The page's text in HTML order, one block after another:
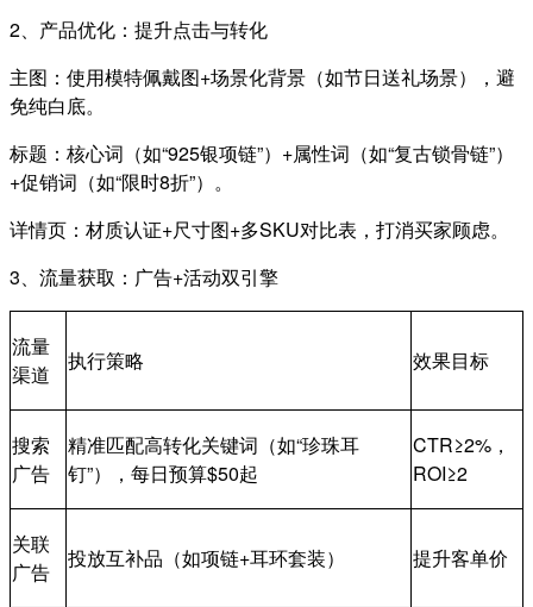
2、产品优化：提升点击与转化
主图：使用模特佩戴图+场景化背景（如节日送礼场景），避
免纯白底。
标题：核心词（如“925银项链”）+属性词（如“复古锁骨链”）
+促销词（如“限时8折”）。
详情页：材质认证+尺寸图+多SKU对比表，打消买家顾虑。
3、流量获取：广告+活动双引擎
流量
渠道
执行策略 效果目标
搜索
广告
精准匹配高转化关键词（如“珍珠耳
钉”），每日预算$50起
CTR≥2%，
ROI≥2
关联
广告
投放互补品（如项链+耳环套装） 提升客单价